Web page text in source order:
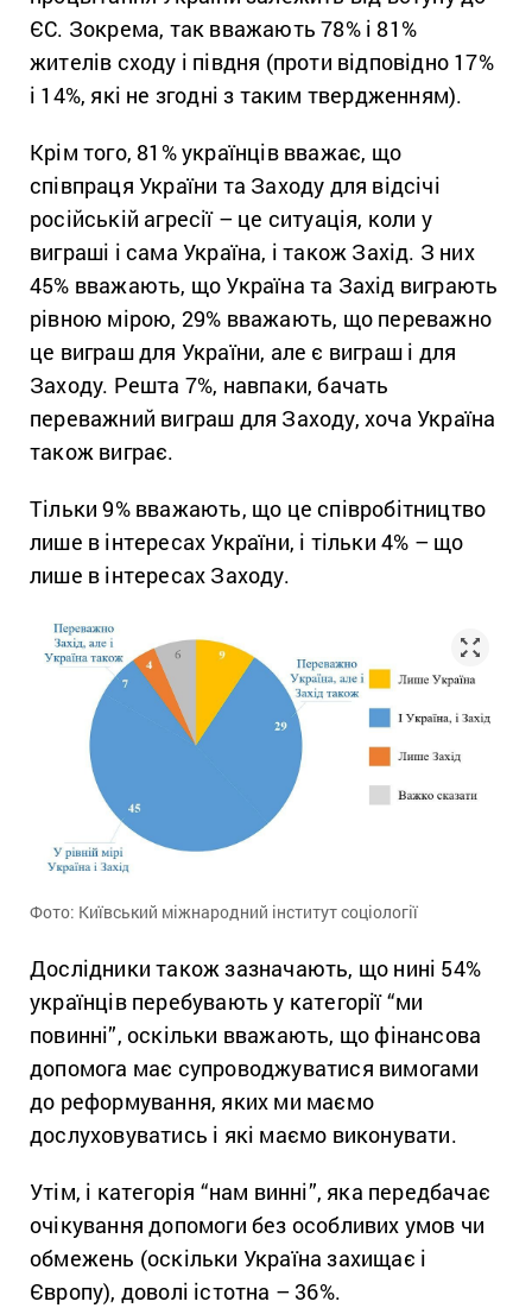
ЄС. Зокрема, так вважають 78% і 81%
жителів сходу і півдня (проти відповідно 17%
і 14%, які не згодні з таким твердженням).
Крім того, 81% українців вважає, що
співпраця України та Заходу для відсічі
російській агресії – це ситуація, коли у
виграші і сама Україна, і також Захід. З них
45% вважають, що Україна та Захід виграють
рівною мірою, 29% вважають, що переважно
це виграш для України, але є виграш і для
Заходу. Решта 7%, навпаки, бачать
переважний виграш для Заходу, хоча Україна
також виграє.
Тільки 9% вважають, що це співробітництво
лише в інтересах України, і тільки 4% – що
лише в інтересах Заходу.
Фото: Київський міжнародний інститут соціології
Дослідники також зазначають, що нині 54%
українців перебувають у категорії “ми
повинні”, оскільки вважають, що фінансова
допомога має супроводжуватися вимогами
до реформування, яких ми маємо
дослуховуватись і які маємо виконувати.
Утім, і категорія “нам винні”, яка передбачає
очікування допомоги без особливих умов чи
обмежень (оскільки Україна захищає і
Європу), доволі істотна – 36%.